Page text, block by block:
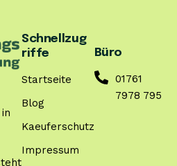
Schnellzug
riffe
Startseite
Blog
Kaeuferschutz
Impressum
Büro
01761
7978 795